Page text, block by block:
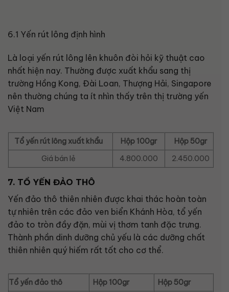
6.1 Yến rút lông định hình
Là loại yến rút lông lên khuôn đòi hỏi kỹ thuật cao
nhất hiện nay. Thường được xuất khẩu sang thị
trường Hồng Kong, Đài Loan, Thượng Hải, Singapore
nên thường chúng ta ít nhìn thấy trên thị trường yến
Việt Nam
Tổ yến rút lông xuất khẩu Hộp 100gr
Hộp 50gr
Giá bán lẻ
4.800.000 2.450.000
7. TỔ YẾN ĐẢO THÔ
Yến đảo thô thiên nhiên được khai thác hoàn toàn
tự nhiên trên các đảo ven biển Khánh Hòa, tổ yến
đảo to tròn đầy đặn, mùi vị thơm tanh đặc trưng.
Thành phần dinh dưỡng chủ yếu là các dưỡng chất
thiên nhiên quý hiếm rất tốt cho cơ thể.
Tổ yến đảo thô Hộp 100gr
Hộp 50gr